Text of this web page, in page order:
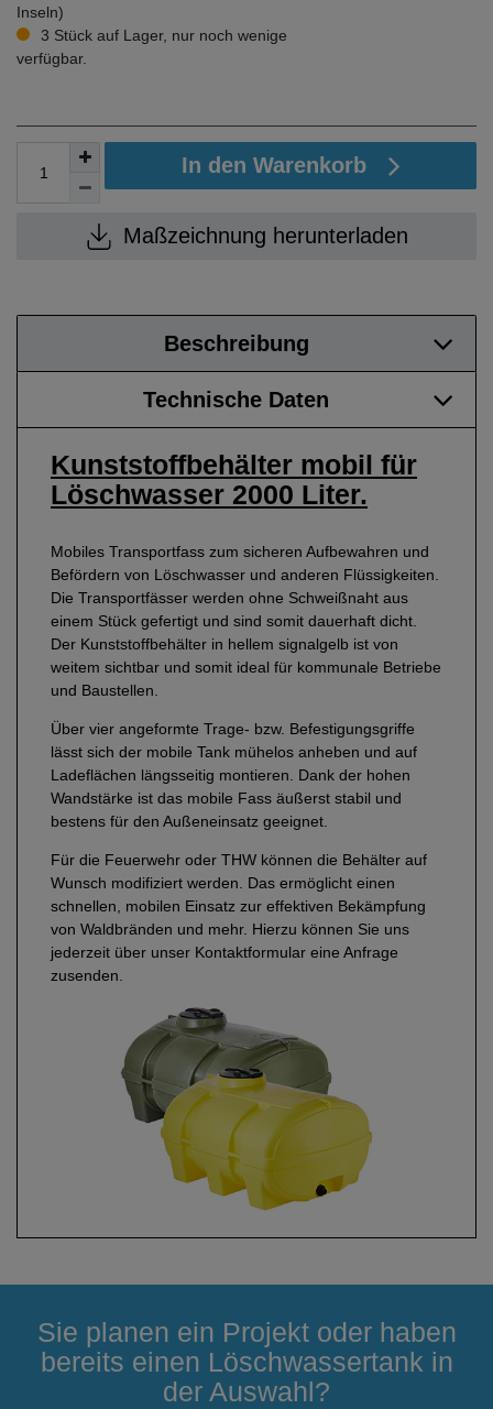
Inseln)
3 Stück auf Lager, nur noch wenige
verfügbar.
In den Warenkorb
Maßzeichnung herunterladen
Beschreibung
Technische Daten
Kunststoffbehälter mobil für
Löschwasser 2000 Liter.
Mobiles Transportfass zum sicheren Aufbewahren und
Befördern von Löschwasser und anderen Flüssigkeiten.
Die Transportfässer werden ohne Schweißnaht aus
einem Stück gefertigt und sind somit dauerhaft dicht.
Der Kunststoffbehälter in hellem signalgelb ist von
weitem sichtbar und somit ideal für kommunale Betriebe
und Baustellen.
Über vier angeformte Trage- bzw. Befestigungsgriffe
lässt sich der mobile Tank mühelos anheben und auf
Ladeflächen längsseitig montieren. Dank der hohen
Wandstärke ist das mobile Fass äußerst stabil und
bestens für den Außeneinsatz geeignet.
Für die Feuerwehr oder THW können die Behälter auf
Wunsch modifiziert werden. Das ermöglicht einen
schnellen, mobilen Einsatz zur effektiven Bekämpfung
von Waldbränden und mehr. Hierzu können Sie uns
jederzeit über unser Kontaktformular eine Anfrage
zusenden.
Sie planen ein Projekt oder haben
bereits einen Löschwassertank in
der Auswahl?